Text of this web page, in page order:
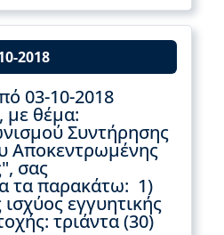
2018
03-10-2018
με θέμα:
Συντήρησης
Αποκεντρωμένης
σας
τα παρακάτω: 1)
εγγυητικής
τριάντα (30)